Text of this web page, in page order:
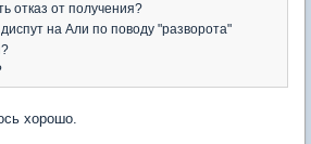
отказ от получения?
на Али по поводу "разворота"
хорошо.